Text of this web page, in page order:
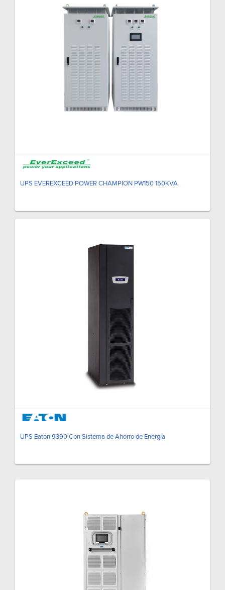
UPS EVEREXCEED POWER CHAMPION PW150 150KVA
UPS Eaton 9390 Con Sistema de Ahorro de Energía